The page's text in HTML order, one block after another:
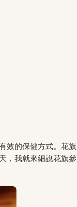
效的保健方式。花旗
，我就來細說花旗參